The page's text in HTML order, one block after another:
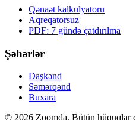
Qənaət kalkulyatoru
Aqreqatorsuz
PDF: 7 gündə çatdırılma
Şəhərlər
Daşkənd
Səmərqənd
Buxara
© 2026 Zoomda. Bütün hüquqlar